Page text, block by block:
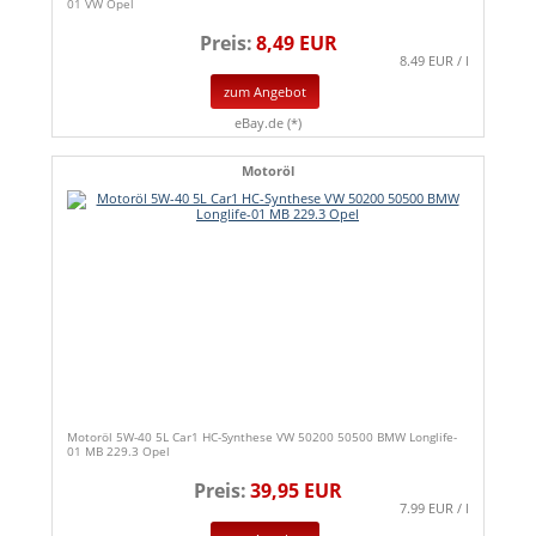
01 VW Opel
Preis:8,49 EUR
8.49 EUR / l
zum Angebot
eBay.de (*)
Motoröl
Motoröl 5W-40 5L Car1 HC-Synthese VW 50200 50500 BMW Longlife-
01 MB 229.3 Opel
Preis:39,95 EUR
7.99 EUR / l